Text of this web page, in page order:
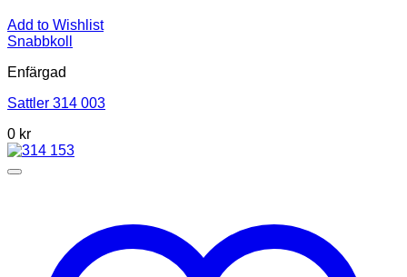
Add to Wishlist
Snabbkoll
Enfärgad
Sattler 314 003
0 kr